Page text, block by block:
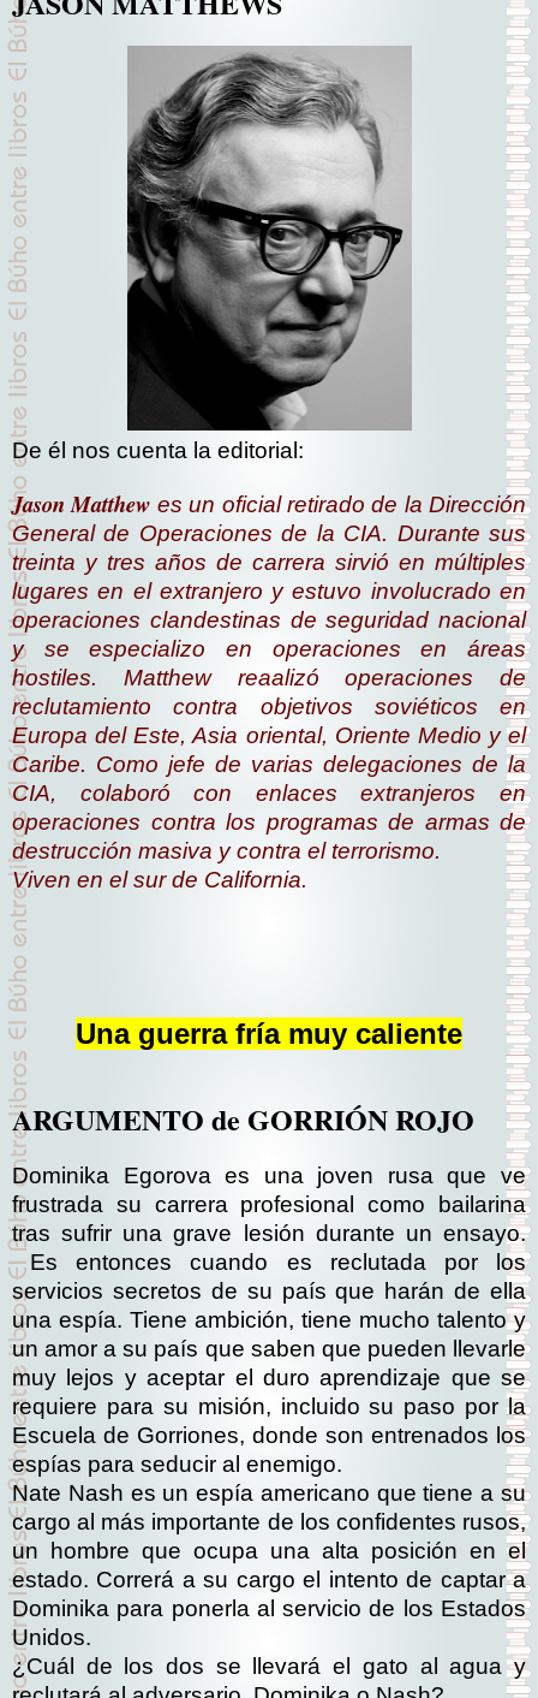
De él nos cuenta la editorial:
Jason Matthew es un oficial retirado de la Dirección
General de Operaciones de la CIA. Durante sus
treinta y tres años de carrera sirvió en múltiples
lugares en el extranjero y estuvo involucrado en
operaciones clandestinas de seguridad nacional
y se especializo en operaciones en áreas
hostiles. Matthew reaalizó operaciones de
reclutamiento contra objetivos soviéticos en
Europa del Este, Asia oriental, Oriente Medio y el
Caribe. Como jefe de varias delegaciones de la
CIA, colaboró con enlaces extranjeros en
operaciones contra los programas de armas de
destrucción masiva y contra el terrorismo.
Viven en el sur de California.
Una guerra fría muy caliente
ARGUMENTO de GORRIÓN ROJO
Dominika Egorova es una joven rusa que ve
frustrada su carrera profesional como bailarina
tras sufrir una grave lesión durante un ensayo.
Es entonces cuando es reclutada por los
servicios secretos de su país que harán de ella
una espía. Tiene ambición, tiene mucho talento y
un amor a su país que saben que pueden llevarle
muy lejos y aceptar el duro aprendizaje que se
requiere para su misión, incluido su paso por la
Escuela de Gorriones, donde son entrenados los
espías para seducir al enemigo.
Nate Nash es un espía americano que tiene a su
cargo al más importante de los confidentes rusos,
un hombre que ocupa una alta posición en el
estado. Correrá a su cargo el intento de captar a
Dominika para ponerla al servicio de los Estados
Unidos.
¿Cuál de los dos se llevará el gato al agua y